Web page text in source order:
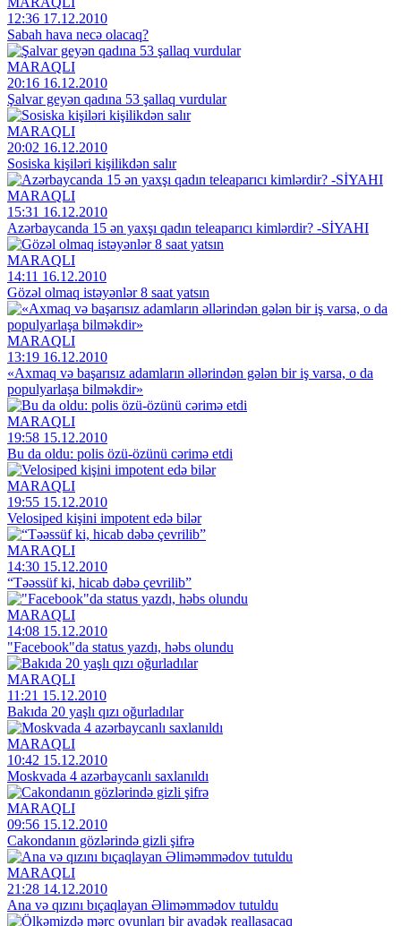
12:36 17.12.2010
Sabah hava necə olacaq?
MARAQLI
20:16 16.12.2010
Şalvar geyən qadına 53 şallaq vurdular
MARAQLI
20:02 16.12.2010
Sosiska kişiləri kişilikdən salır
MARAQLI
15:31 16.12.2010
Azərbaycanda 15 ən yaxşı qadın teleaparıcı kimlərdir? -SİYAHI
MARAQLI
14:11 16.12.2010
Gözəl olmaq istəyənlər 8 saat yatsın
MARAQLI
13:19 16.12.2010
«Aхmaq və başarısız adamların əllərindən gələn bir iş varsa, о da
pоpulyarlaşa bilməkdir»
MARAQLI
19:58 15.12.2010
Bu da oldu: polis özü-özünü cərimə etdi
MARAQLI
19:55 15.12.2010
Velosiped kişini impotent edə bilər
MARAQLI
14:30 15.12.2010
“Təəssüf ki, hicab dəbə çevrilib”
MARAQLI
14:08 15.12.2010
"Facebook"da status yazdı, həbs olundu
MARAQLI
11:21 15.12.2010
Bakıda 20 yaşlı qızı oğurladılar
MARAQLI
10:42 15.12.2010
Moskvada 4 azərbaycanlı saxlanıldı
MARAQLI
09:56 15.12.2010
Cakondanın gözlərində gizli şifrə
MARAQLI
21:28 14.12.2010
Ana və qızını bıçaqlayan Əliməmmədov tutuldu